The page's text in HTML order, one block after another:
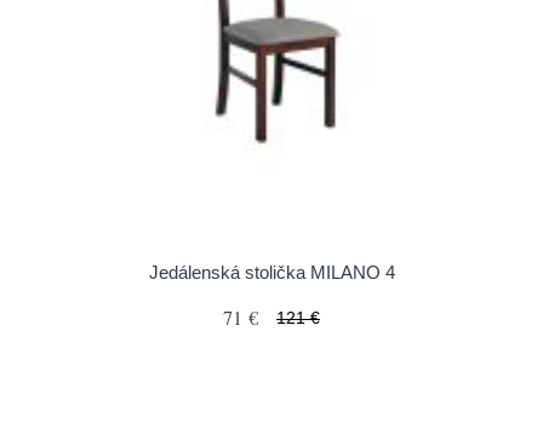
Jedálenská stolička MILANO 4
71 € 121 €